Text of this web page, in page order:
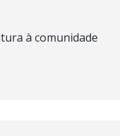
à comunidade